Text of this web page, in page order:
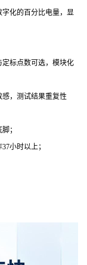
化的百分比电量，显
标点数可选，模块化
，测试结果重复性
；
小时以上；